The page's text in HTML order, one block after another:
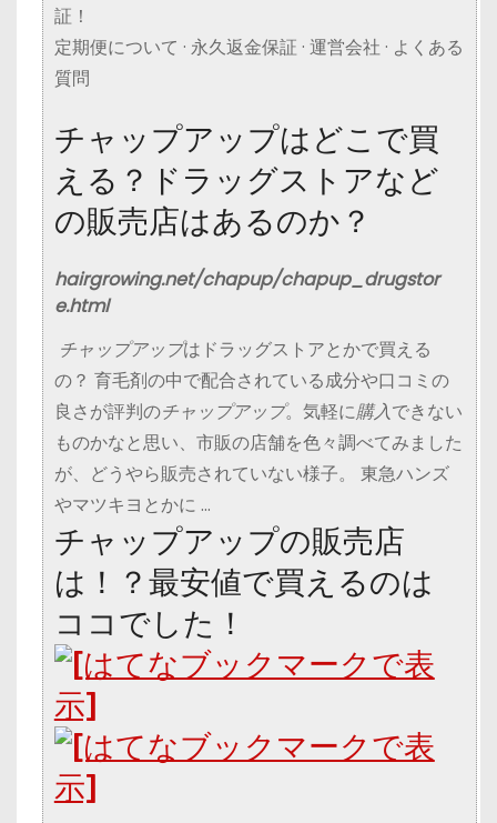
証！
‎定期便について · ‎永久返金保証 · ‎運営会社 · ‎よくある
質問
チャップアップはどこで買
える？ドラッグストアなど
の販売店はあるのか？
hairgrowing.net/chapup/chapup_drugstor
e.html
チャップアップはドラッグストアとかで買える
の？ 育毛剤の中で配合されている成分や口コミの
良さが評判のチャップアップ。気軽に購入できない
ものかなと思い、市販の店舗を色々調べてみました
が、どうやら販売されていない様子。 東急ハンズ
やマツキヨとかに …
チャップアップの販売店
は！？最安値で買えるのは
ココでした！